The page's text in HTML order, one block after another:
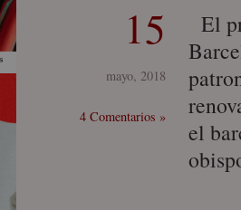
15
mayo, 2018
4 Comentarios »
El
el